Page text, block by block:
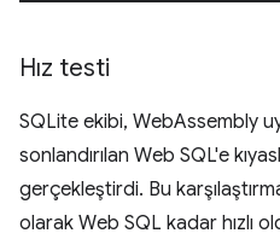
Hız testi
SQLite ekibi, WebAssembly
sonlandırılan Web SQL'e
gerçekleştirdi. Bu
olarak Web SQL kadar hızlı